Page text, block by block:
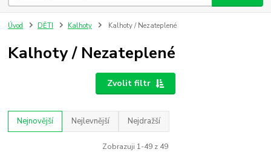
Úvod DĚTI Kalhoty Kalhoty / Nezateplené
Kalhoty / Nezateplené
Zvolit filtr
Nejnovější Nejlevnější Nejdražší
Zobrazuji 1-49 z 49